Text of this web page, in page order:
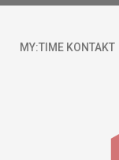
MY:TIME KONTAKT